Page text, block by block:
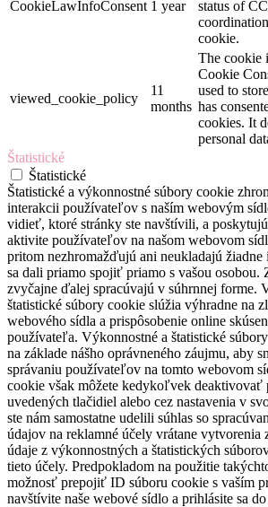
CookieLawInfoConsent 1 year
status of
cookie.
viewed_cookie_policy
11
months
The cookie
Cookie
used to
has
cookies. It
personal
Štatistické
Štatistické
Štatistické a výkonnostné súbory cookie
interakcii používateľov s naším webovým
vidieť, ktoré stránky ste navštívili, a
aktivite používateľov na našom webovom
pritom nezhromažďujú ani neukladajú
sa dali priamo spojiť priamo s vašou osobou.
zvyčajne ďalej spracúvajú v súhrnnej forme.
štatistické súbory cookie slúžia výhradne na
webového sídla a prispôsobenie online
používateľa. Výkonnostné a štatistické
na základe nášho oprávneného záujmu, aby
správaniu používateľov na tomto webovom
cookie však môžete kedykoľvek deaktivovať
uvedených tlačidiel alebo cez nastavenia v
ste nám samostatne udelili súhlas so
údajov na reklamné účely vrátane vytvorenia
údaje z výkonnostných a štatistických
tieto účely. Predpokladom na použitie
možnosť prepojiť ID súboru cookie s vaším
navštívite naše webové sídlo a prihlásite sa